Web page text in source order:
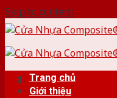
Skip to content
Trang chủ
Giới thiệu